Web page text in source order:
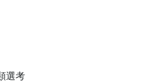
選考